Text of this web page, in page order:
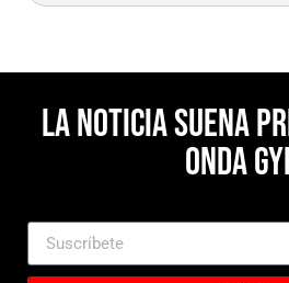
La noticia suena
Onda